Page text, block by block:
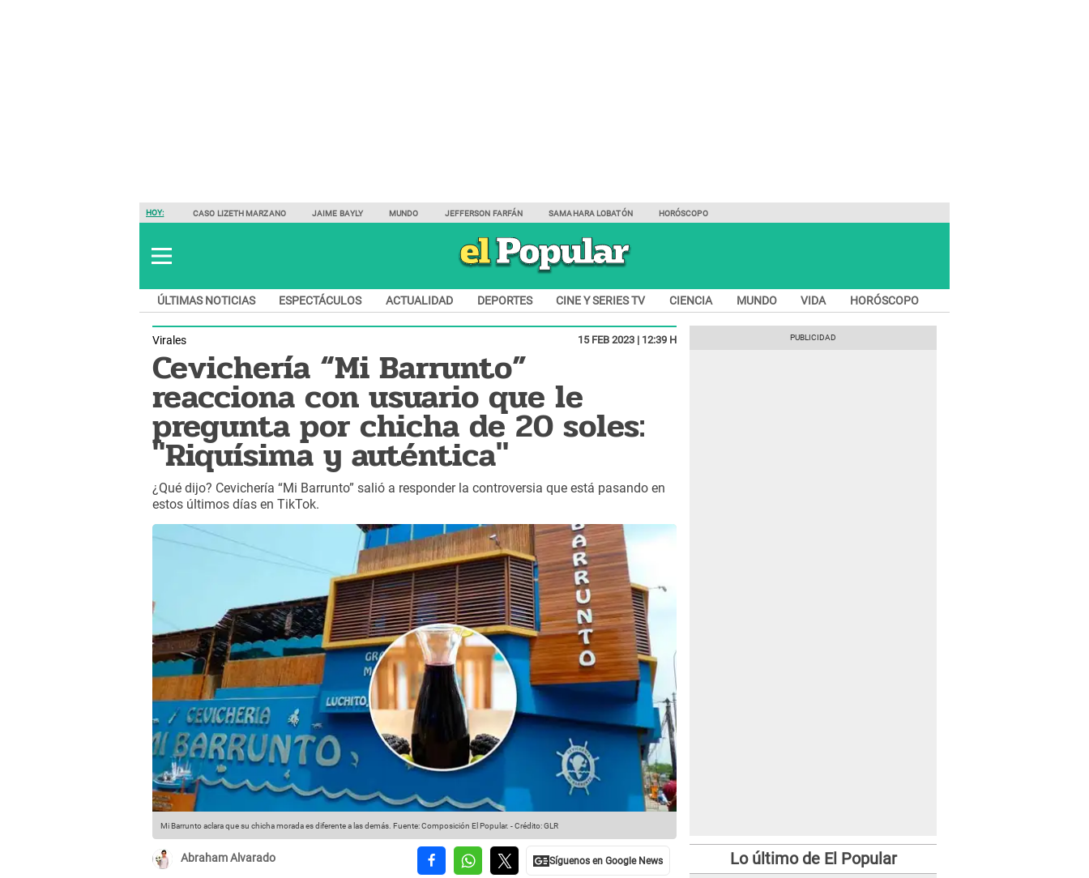
HOY: CASO LIZETH MARZANO JAIME BAYLY MUNDO JEFFERSON FARFÁN SAMAHARA LOBATÓN HORÓSCOPO
ÚLTIMAS NOTICIAS ESPECTÁCULOS ACTUALIDAD DEPORTES CINE Y SERIES TV CIENCIA MUNDO VIDA HORÓSCOPO
Virales 15 FEB 2023 | 12:39 H
Cevichería “Mi Barrunto”
reacciona con usuario que le
pregunta por chicha de 20 soles:
"Riquísima y auténtica"
¿Qué dijo? Cevichería “Mi Barrunto” salió a responder la controversia que está pasando en
estos últimos días en TikTok.
Mi Barrunto aclara que su chicha morada es diferente a las demás. Fuente: Composición El Popular. -Crédito: GLR
Abraham Alvarado Lo último de El Popular